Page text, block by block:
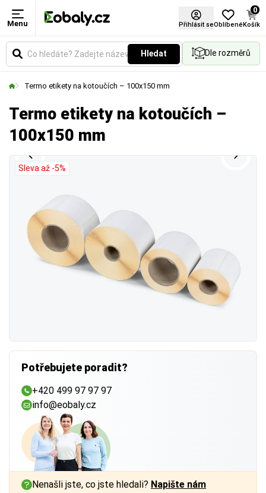
Menu Přihlásit seOblíbené
0
Košík
Hledat Dle rozměrů
Termo etikety na kotoučích – 100x150 mm
Termo etikety na kotoučích –
100x150 mm
Potřebujete poradit?
+420 499 97 97 97
info@eobaly.cz
Nenašli jste, co jste hledali? Napište nám
Sleva až -5%